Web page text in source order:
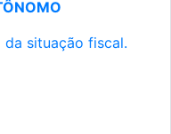
da situação fiscal.